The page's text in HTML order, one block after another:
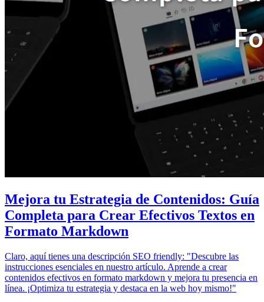
Mejora tu Estrategia de Contenidos: Guía
Completa para Crear Efectivos Textos en
Formato Markdown
Claro, aquí tienes una descripción SEO friendly: "Descubre las
instrucciones esenciales en nuestro artículo. Aprende a crear
contenidos efectivos en formato markdown y mejora tu presencia en
línea. ¡Optimiza tu estrategia y destaca en la web hoy mismo!"